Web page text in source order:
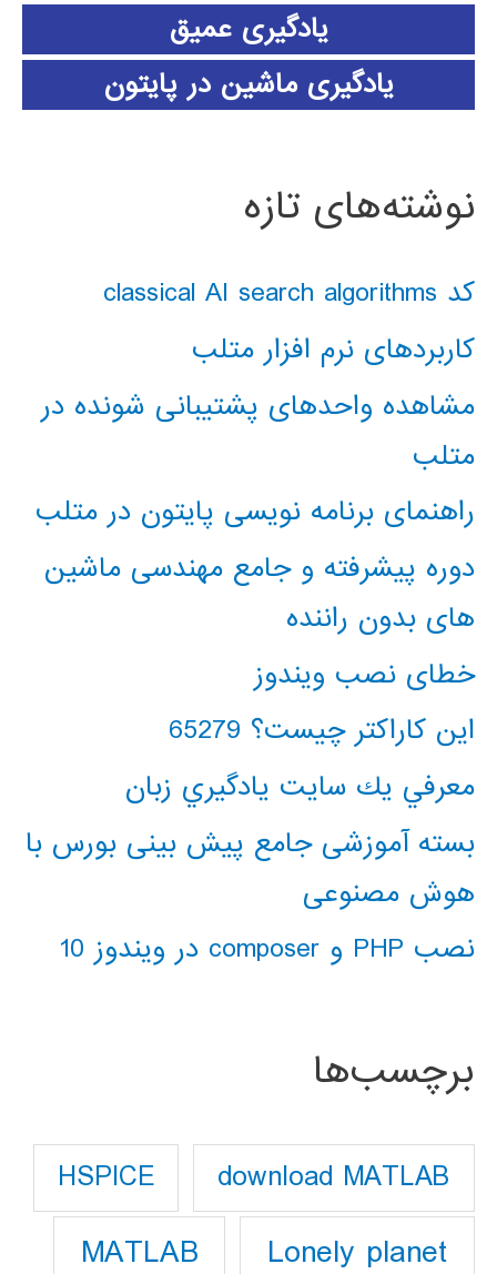
یادگیری عمیق
یادگیری ماشین در پایتون
نوشته‌های تازه
کد classical AI search algorithms
کاربردهای نرم افزار متلب
مشاهده واحدهای پشتیبانی شونده در
متلب
راهنمای برنامه نویسی پایتون در متلب
دوره پیشرفته و جامع مهندسی ماشین
های بدون راننده
خطای نصب ویندوز
این کاراکتر چیست؟ 65279
معرفي يك سايت يادگيري زبان
بسته آموزشی جامع پیش بینی بورس با
هوش مصنوعی
نصب PHP و composer در ویندوز 10
برچسب‌ها
download MATLAB
HSPICE
Lonely planet
MATLAB